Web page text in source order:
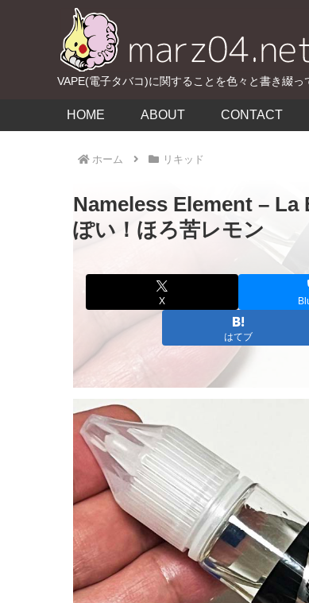
VAPE(電子タバコ)に関することを色々と書き綴っ
HOME ABOUT CONTACT
ホーム リキッド
Nameless Element – La
ぽい！ほろ苦レモン
X
はてブ